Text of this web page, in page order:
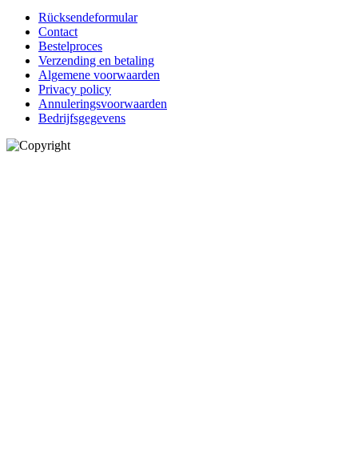
Rücksendeformular
Contact
Bestelproces
Verzending en betaling
Algemene voorwaarden
Privacy policy
Annuleringsvoorwaarden
Bedrijfsgegevens